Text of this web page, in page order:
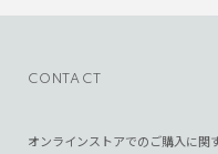
CONTACT
オンラインストアでのご購入に関